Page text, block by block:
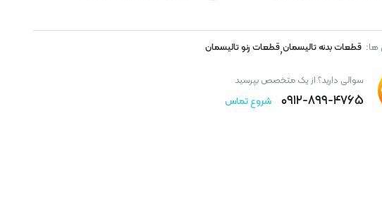
ها: قطعات بدنه تالیسمان,قطعات رنو تالیسمان
سوالی دارید؟ از یک متخصص بپرسید
۰۹۱۲-۸۹۹-۴۷۶۵ شروع تماس